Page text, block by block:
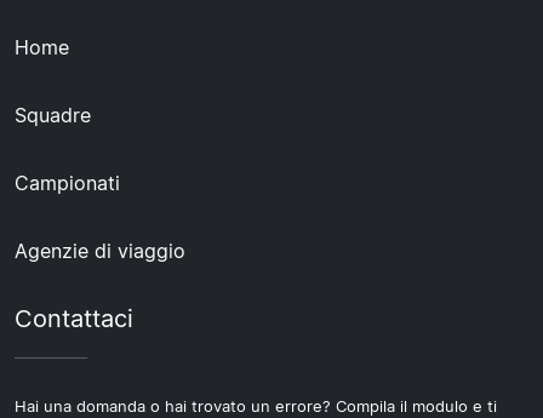
Home
Squadre
Campionati
Agenzie di viaggio
Contattaci
Hai una domanda o hai trovato un errore? Compila il modulo e ti